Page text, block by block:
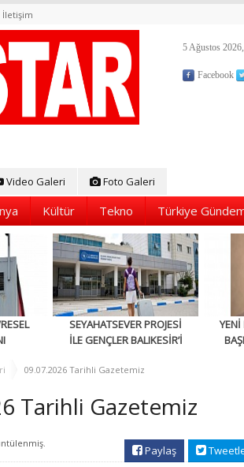
İletişim
5 Ağustos
Facebook
Video Galeri Foto Galeri
Kültür Tekno Türkiye
SEYAHATSEVER PROJESİ
İLE GENÇLER BALIKESİR’İ
YENİ
09.07.2026 Tarihli Gazetemiz
Tarihli Gazetemiz
Paylaş